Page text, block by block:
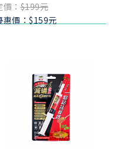
價：$199元
惠價：$159元